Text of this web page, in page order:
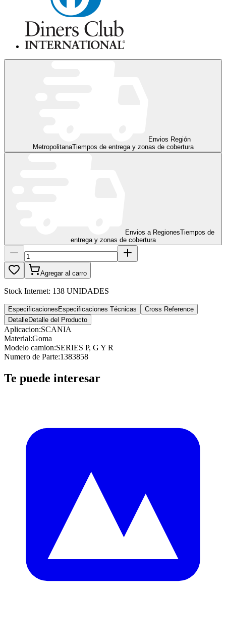
Envios Región
MetropolitanaTiempos de entrega y zonas de cobertura
Envios a RegionesTiempos de
entrega y zonas de cobertura
Agregar al carro
Stock Internet: 138 UNIDADES
Especificaciones Especificaciones Técnicas
Cross Reference
DetalleDetalle del Producto
Aplicacion:SCANIA
Material:Goma
Modelo camion:SERIES P, G Y R
Numero de Parte:1383858
Te puede interesar